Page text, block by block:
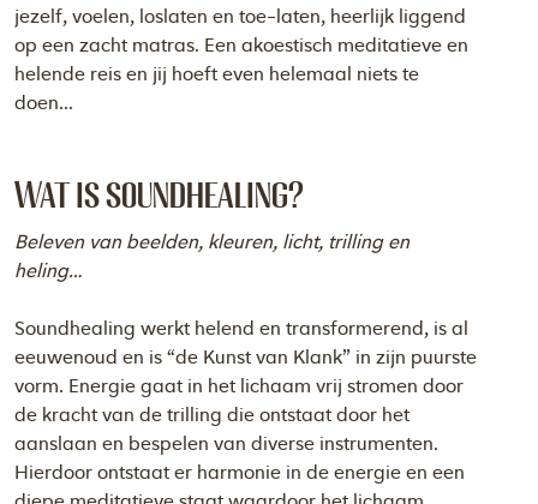
jezelf, voelen, loslaten en toe-laten, heerlijk liggend
op een zacht matras. Een akoestisch meditatieve en
helende reis en jij hoeft even helemaal niets te
doen...
Wat is soundhealing?
Beleven van beelden, kleuren, licht, trilling en
heling…
Soundhealing werkt helend en transformerend, is al
eeuwenoud en is “de Kunst van Klank” in zijn puurste
vorm. Energie gaat in het lichaam vrij stromen door
de kracht van de trilling die ontstaat door het
aanslaan en bespelen van diverse instrumenten.
Hierdoor ontstaat er harmonie in de energie en een